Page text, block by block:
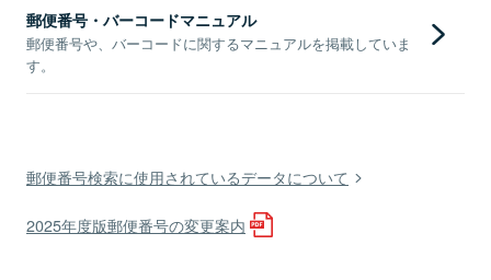
郵便番号・バーコードマニュアル
郵便番号や、バーコードに関するマニュアルを掲載していま
す。
郵便番号検索に使用されているデータについて
2025年度版郵便番号の変更案内